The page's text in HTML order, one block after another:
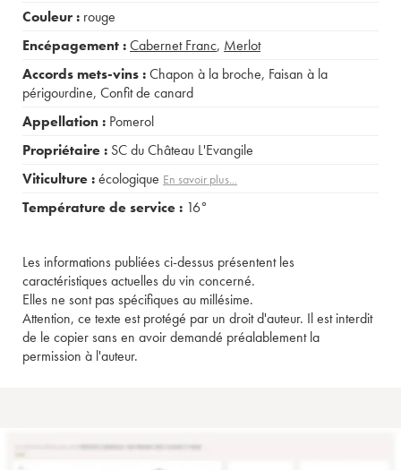
Couleur : rouge
Encépagement :Cabernet Franc, Merlot
Accords mets-vins :Chapon à la broche, Faisan à la
périgourdine, Confit de canard
Appellation : Pomerol
Propriétaire : SC du Château L'Evangile
Viticulture :écologique En savoir plus...
Température de service : 16°
Les informations publiées ci-dessus présentent les
caractéristiques actuelles du vin concerné.
Elles ne sont pas spécifiques au millésime.
Attention, ce texte est protégé par un droit d'auteur. Il est interdit
de le copier sans en avoir demandé préalablement la
permission à l'auteur.